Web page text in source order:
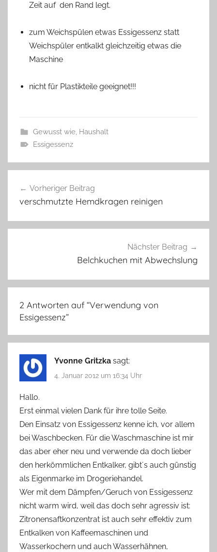
Zeit auf den Rand legt.
zum Weichspülen etwas Essigessenz statt
Weichspüler entkalkt gleichzeitig etwas die
Maschine
nicht für Plastikteile geeignet!!!
Gewusst wie, Haushalt
Essigessenz
Vorheriger Beitrag
verschmutzte Hemdkragen reinigen
Nächster Beitrag
Belchkuchen mit Abwechslung
2 Antworten auf “Verwendung von
Essigessenz”
Yvonne Gritzka sagt:
4. Januar 2012 um 16:34 Uhr
Hallo.
Erst einmal vielen Dank für ihre tolle Seite.
Den Einsatz von Essigessenz kenne ich, vor allem
bei Waschbecken. Für die Waschmaschine ist mir
das aber eher neu und verwende da doch lieber
den herkömmlichen Entkalker, gibt´s auch günstig
als Eigenmarke im Drogeriehandel.
Wer mit dem Dämpfen/Geruch von Essigessenz
nicht warm wird, weil das doch sehr agressiv ist:
Zitronensaftkonzentrat ist auch sehr effektiv zum
Entkalken von Kaffeemaschinen und
Wasserkochern und auch Wasserhähnen,